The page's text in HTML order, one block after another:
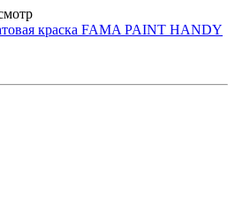
краска FAMA PAINT HANDY